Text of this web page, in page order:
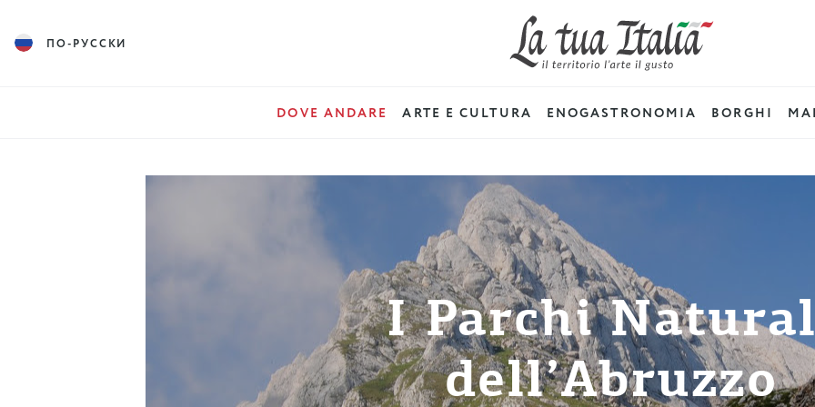
ПО-РУССКИ
DOVE ANDARE ARTE E CULTURA ENOGASTRONOMIA BORGHI
I Parchi
dell’Abruzzo